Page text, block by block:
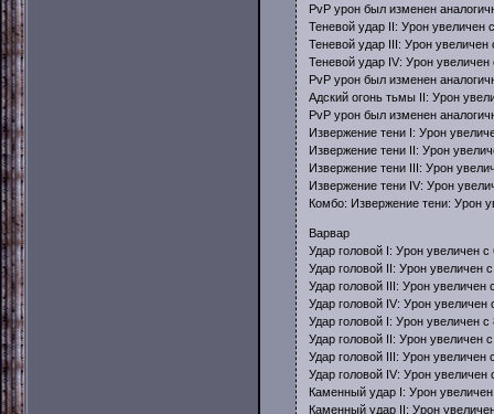
PvP урон был изменен
Теневой удар II: Урон увеличен
Теневой удар III: Урон увеличен
Теневой удар IV: Урон увеличен
PvP урон был изменен
Адский огонь тьмы II: Урон
PvP урон был изменен
Извержение тени I: Урон
Извержение тени II: Урон
Извержение тени III: Урон
Извержение тени IV: Урон
Комбо: Извержение тени: Урон
Варвар
Удар головой I: Урон увеличен с
Удар головой II: Урон увеличен
Удар головой III: Урон увеличен
Удар головой IV: Урон увеличен
Удар головой I: Урон увеличен с
Удар головой II: Урон увеличен
Удар головой III: Урон увеличен
Удар головой IV: Урон увеличен
Каменный удар I: Урон
Каменный удар II: Урон